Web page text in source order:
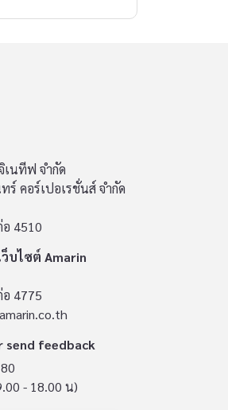
เนทีฟ จำกัด
คอร์เปอเรชั่นส์ จำกัด
4510
บไซต์ Amarin
4775
send feedback
- 18.00 น)